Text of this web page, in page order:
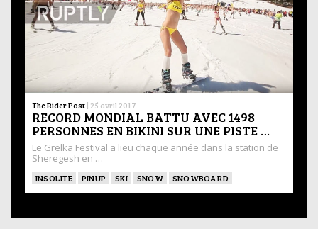
The Rider Post | 25 avril 2017
RECORD MONDIAL BATTU AVEC 1498
PERSONNES EN BIKINI SUR UNE PISTE …
Le Grelka Festival a lieu chaque année dans la station de
Sheregesh en …
INSOLITE PINUP SKI SNOW SNOWBOARD